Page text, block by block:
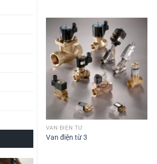
VAN ĐIỆN TỪ
Van điện từ 3